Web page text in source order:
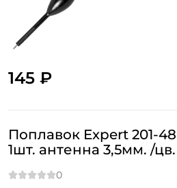
145 ₽
Поплавок Expert 201-48
1шт. антенна 3,5мм. /